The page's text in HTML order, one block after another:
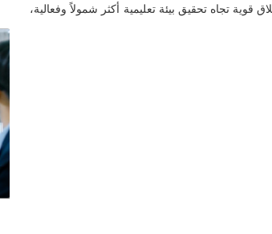
قوية تجاه تحقيق بيئة تعليمية أكثر شمولاً وفعالية،